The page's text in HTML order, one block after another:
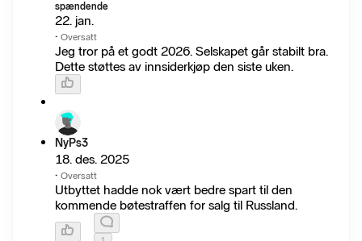
spændende
22. jan.
· Oversatt
Jeg tror på et godt 2026. Selskapet går stabilt bra.
Dette støttes av innsiderkjøp den siste uken.
NyPs3
18. des. 2025
· Oversatt
Utbyttet hadde nok vært bedre spart til den
kommende bøtestraffen for salg til Russland.